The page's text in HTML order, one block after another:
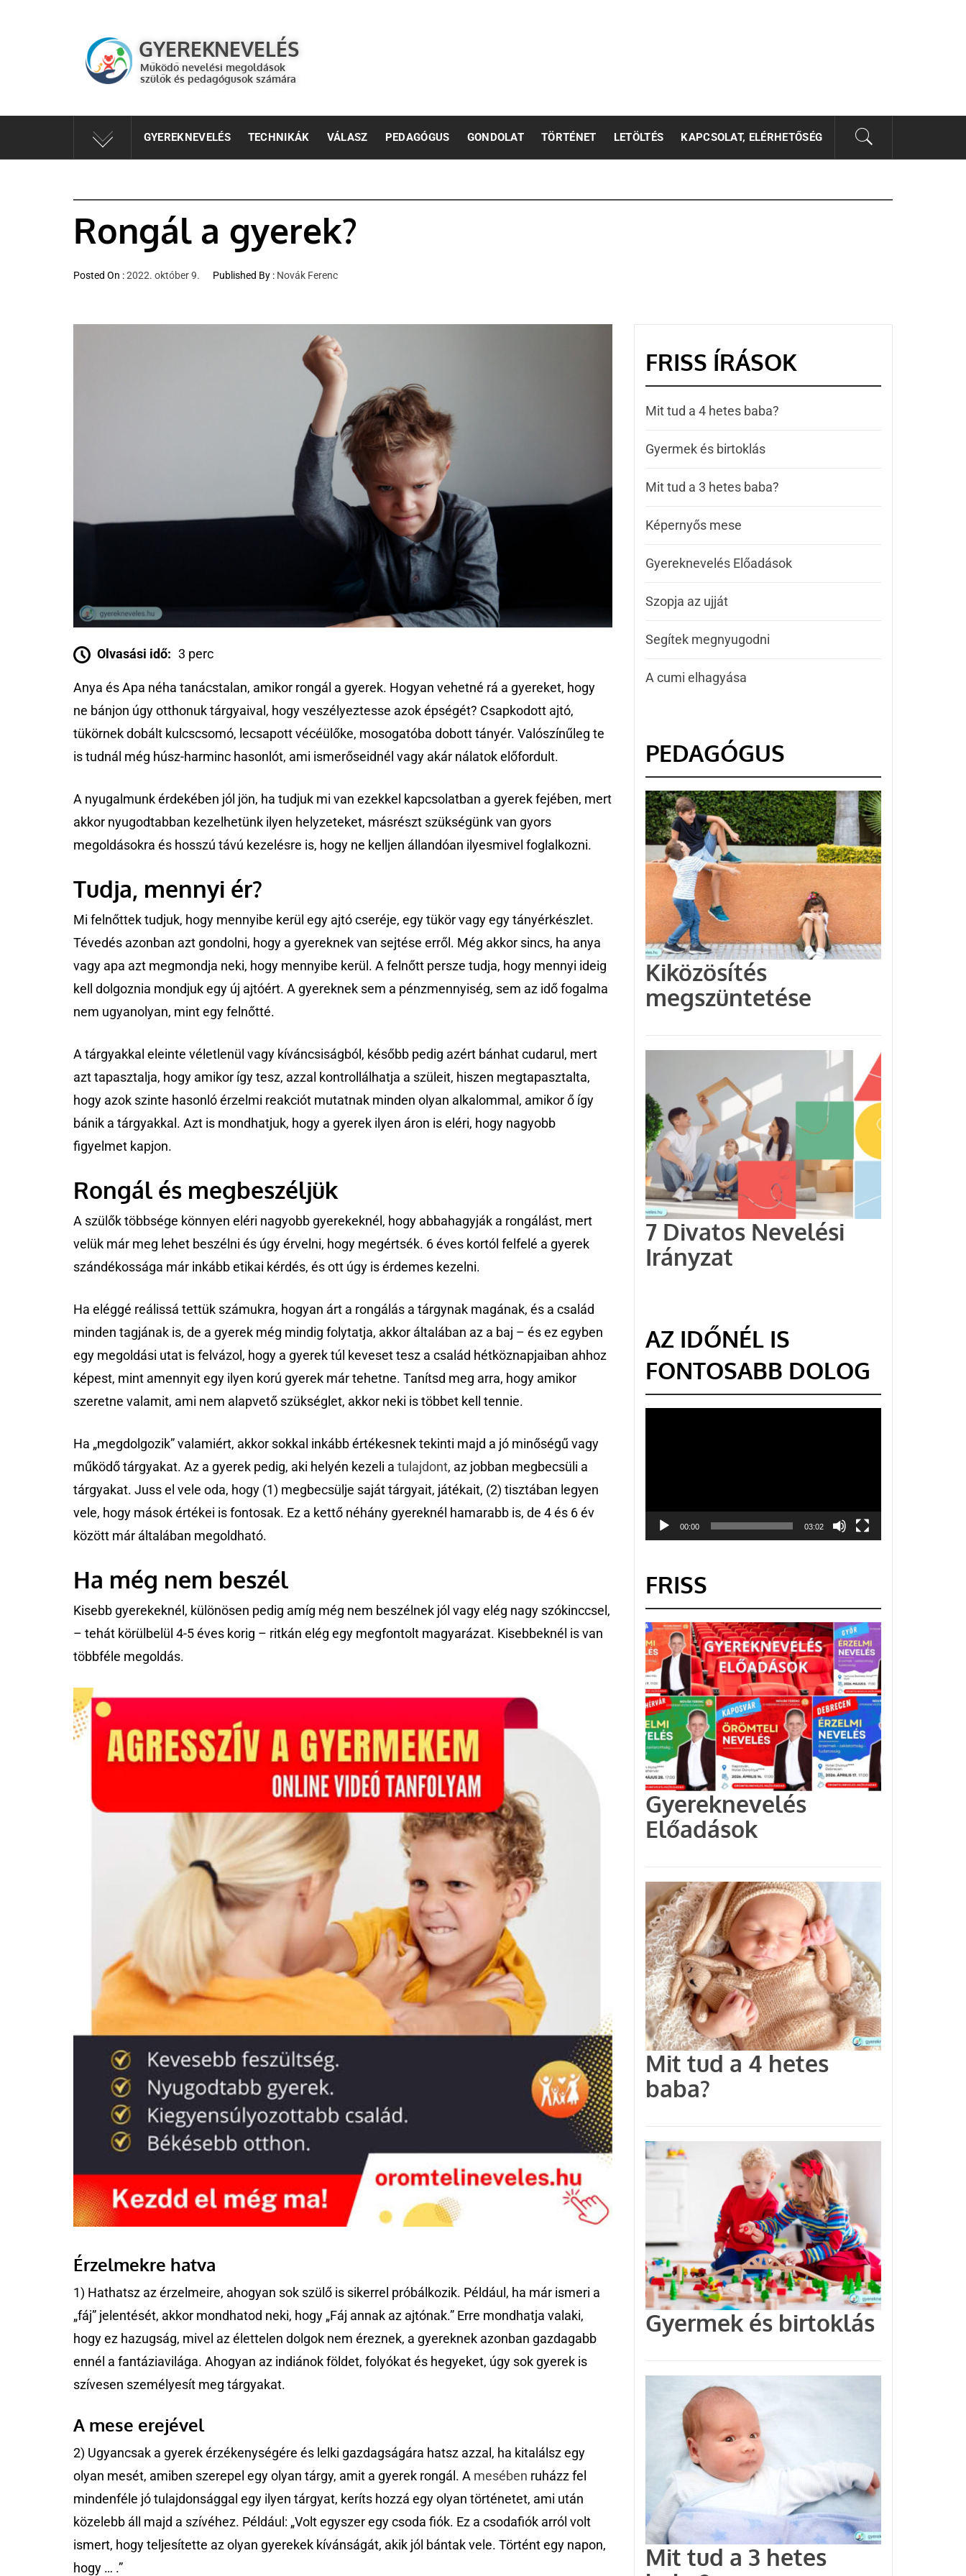
GYEREKNEVELÉS
GYEREKNEVELÉS
Működő nevelési megoldások
szülők és pedagógusok számára
GYEREKNEVELÉS TECHNIKÁK VÁLASZ PEDAGÓGUS GONDOLAT TÖRTÉNET LETÖLTÉS KAPCSOLAT, ELÉRHETŐSÉG
Rongál a gyerek?
Posted On :2022. október 9. Published By : Novák Ferenc
Olvasási idő: 3 perc
Anya és Apa néha tanácstalan, amikor rongál a gyerek. Hogyan vehetné rá a gyereket, hogy
ne bánjon úgy otthonuk tárgyaival, hogy veszélyeztesse azok épségét? Csapkodott ajtó,
tükörnek dobált kulcscsomó, lecsapott vécéülőke, mosogatóba dobott tányér. Valószínűleg te
is tudnál még húsz-harminc hasonlót, ami ismerőseidnél vagy akár nálatok előfordult.
A nyugalmunk érdekében jól jön, ha tudjuk mi van ezekkel kapcsolatban a gyerek fejében, mert
akkor nyugodtabban kezelhetünk ilyen helyzeteket, másrészt szükségünk van gyors
megoldásokra és hosszú távú kezelésre is, hogy ne kelljen állandóan ilyesmivel foglalkozni.
Tudja, mennyi ér?
Mi felnőttek tudjuk, hogy mennyibe kerül egy ajtó cseréje, egy tükör vagy egy tányérkészlet.
Tévedés azonban azt gondolni, hogy a gyereknek van sejtése erről. Még akkor sincs, ha anya
vagy apa azt megmondja neki, hogy mennyibe kerül. A felnőtt persze tudja, hogy mennyi ideig
kell dolgoznia mondjuk egy új ajtóért. A gyereknek sem a pénzmennyiség, sem az idő fogalma
nem ugyanolyan, mint egy felnőtté.
A tárgyakkal eleinte véletlenül vagy kíváncsiságból, később pedig azért bánhat cudarul, mert
azt tapasztalja, hogy amikor így tesz, azzal kontrollálhatja a szüleit, hiszen megtapasztalta,
hogy azok szinte hasonló érzelmi reakciót mutatnak minden olyan alkalommal, amikor ő így
bánik a tárgyakkal. Azt is mondhatjuk, hogy a gyerek ilyen áron is eléri, hogy nagyobb
figyelmet kapjon.
Rongál és megbeszéljük
A szülők többsége könnyen eléri nagyobb gyerekeknél, hogy abbahagyják a rongálást, mert
velük már meg lehet beszélni és úgy érvelni, hogy megértsék. 6 éves kortól felfelé a gyerek
szándékossága már inkább etikai kérdés, és ott úgy is érdemes kezelni.
Ha eléggé reálissá tettük számukra, hogyan árt a rongálás a tárgynak magának, és a család
minden tagjának is, de a gyerek még mindig folytatja, akkor általában az a baj – és ez egyben
egy megoldási utat is felvázol, hogy a gyerek túl keveset tesz a család hétköznapjaiban ahhoz
képest, mint amennyit egy ilyen korú gyerek már tehetne. Tanítsd meg arra, hogy amikor
szeretne valamit, ami nem alapvető szükséglet, akkor neki is többet kell tennie.
Ha „megdolgozik” valamiért, akkor sokkal inkább értékesnek tekinti majd a jó minőségű vagy
működő tárgyakat. Az a gyerek pedig, aki helyén kezeli a tulajdont, az jobban megbecsüli a
tárgyakat. Juss el vele oda, hogy (1) megbecsülje saját tárgyait, játékait, (2) tisztában legyen
vele, hogy mások értékei is fontosak. Ez a kettő néhány gyereknél hamarabb is, de 4 és 6 év
között már általában megoldható.
Ha még nem beszél
Kisebb gyerekeknél, különösen pedig amíg még nem beszélnek jól vagy elég nagy szókinccsel,
– tehát körülbelül 4-5 éves korig – ritkán elég egy megfontolt magyarázat. Kisebbeknél is van
többféle megoldás.
Érzelmekre hatva
1) Hathatsz az érzelmeire, ahogyan sok szülő is sikerrel próbálkozik. Például, ha már ismeri a
„fáj” jelentését, akkor mondhatod neki, hogy „Fáj annak az ajtónak.” Erre mondhatja valaki,
hogy ez hazugság, mivel az élettelen dolgok nem éreznek, a gyereknek azonban gazdagabb
ennél a fantáziavilága. Ahogyan az indiánok földet, folyókat és hegyeket, úgy sok gyerek is
szívesen személyesít meg tárgyakat.
A mese erejével
2) Ugyancsak a gyerek érzékenységére és lelki gazdagságára hatsz azzal, ha kitalálsz egy
olyan mesét, amiben szerepel egy olyan tárgy, amit a gyerek rongál. A mesében ruházz fel
mindenféle jó tulajdonsággal egy ilyen tárgyat, keríts hozzá egy olyan történetet, ami után
közelebb áll majd a szívéhez. Például: „Volt egyszer egy csoda fiók. Ez a csodafiók arról volt
ismert, hogy teljesítette az olyan gyerekek kívánságát, akik jól bántak vele. Történt egy napon,
hogy … .”
FRISS ÍRÁSOK
Mit tud a 4 hetes baba?
Gyermek és birtoklás
Mit tud a 3 hetes baba?
Képernyős mese
Gyereknevelés Előadások
Szopja az ujját
Segítek megnyugodni
A cumi elhagyása
PEDAGÓGUS
Kiközösítés
megszüntetése
7 Divatos Nevelési
Irányzat
AZ IDŐNÉL IS
FONTOSABB DOLOG
00:00 03:02
FRISS
Gyereknevelés
Előadások
Mit tud a 4 hetes
baba?
Gyermek és birtoklás
Mit tud a 3 hetes